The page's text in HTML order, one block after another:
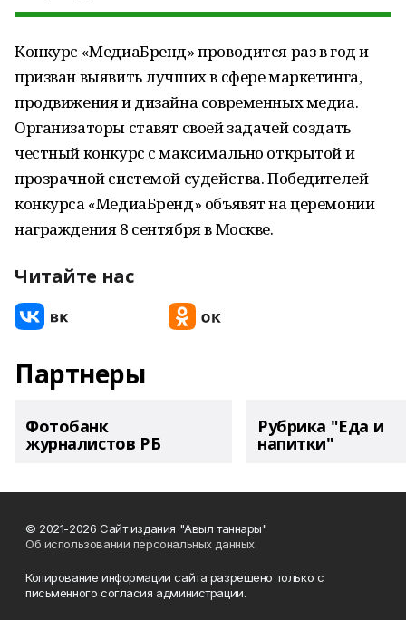
Конкурс «МедиаБренд» проводится раз в год и
призван выявить лучших в сфере маркетинга,
продвижения и дизайна современных медиа.
Организаторы ставят своей задачей создать
честный конкурс с максимально открытой и
прозрачной системой судейства. Победителей
конкурса «МедиаБренд» объявят на церемонии
награждения 8 сентября в Москве.
Читайте нас
Партнеры
Фотобанк
журналистов РБ
Рубрика "Еда и
напитки"
© 2021-2026 Сайт издания "Авыл таннары"
Об использовании персональных данных
Копирование информации сайта разрешено только с
письменного согласия администрации.